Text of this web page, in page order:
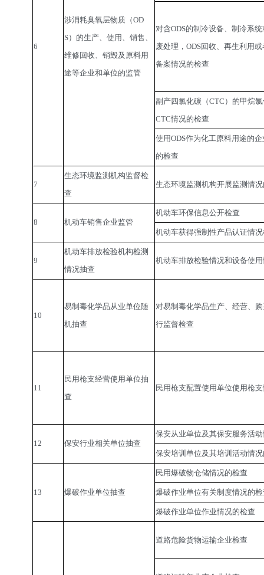
6
涉消耗臭氧层物质（OD
S）的生产、使用、销售、
维修回收、销毁及原料用
途等企业和单位的监管
对含ODS的制冷设备、制冷系
废处理，ODS回收、再生利用
备案情况的检查
副产四氯化碳（CTC）的甲烷
CTC情况的检查
使用ODS作为化工原料用途的
的检查
7
生态环境监测机构监督检
查
生态环境监测机构开展监测情
8 机动车销售企业监管
机动车环保信息公开检查
机动车获得强制性产品认证情
9
机动车排放检验机构检测
情况抽查
机动车排放检验情况和设备使
10
易制毒化学品从业单位随
机抽查
对易制毒化学品生产、经营、
行监督检查
11
民用枪支经营使用单位抽
查
民用枪支配置使用单位使用枪
12 保安行业相关单位抽查
保安从业单位及其保安服务活
保安培训单位及其培训活动情
13 爆破作业单位抽查
民用爆破物仓储情况的检查
爆破作业单位有关制度情况的
爆破作业单位作业情况的检查
道路危险货物运输企业检查